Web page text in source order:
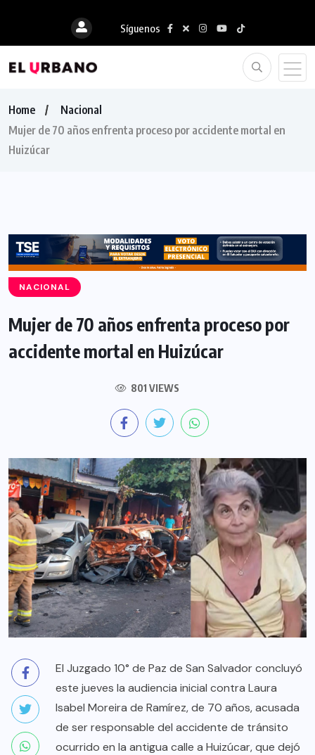
Síguenos
Home
Nacional
Mujer de 70 años enfrenta proceso por accidente mortal en
Huizúcar
NACIONAL
Mujer de 70 años enfrenta proceso por
accidente mortal en Huizúcar
801 VIEWS
El Juzgado 10° de Paz de San Salvador concluyó
este jueves la audiencia inicial contra Laura
Isabel Moreira de Ramírez, de 70 años, acusada
de ser responsable del accidente de tránsito
ocurrido en la antigua calle a Huizúcar, que dejó